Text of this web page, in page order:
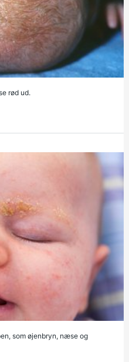
rød ud.
som øjenbryn, næse og